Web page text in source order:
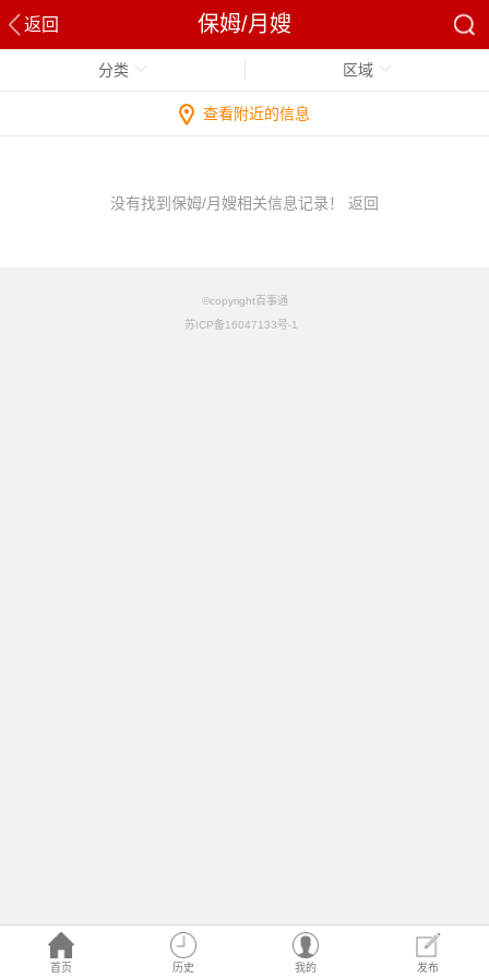
返回 保姆/月嫂
首页 历史 我的 发布
分类 区域
查看附近的信息
没有找到保姆/月嫂相关信息记录！ 返回
©copyright百事通
苏ICP备16047133号-1